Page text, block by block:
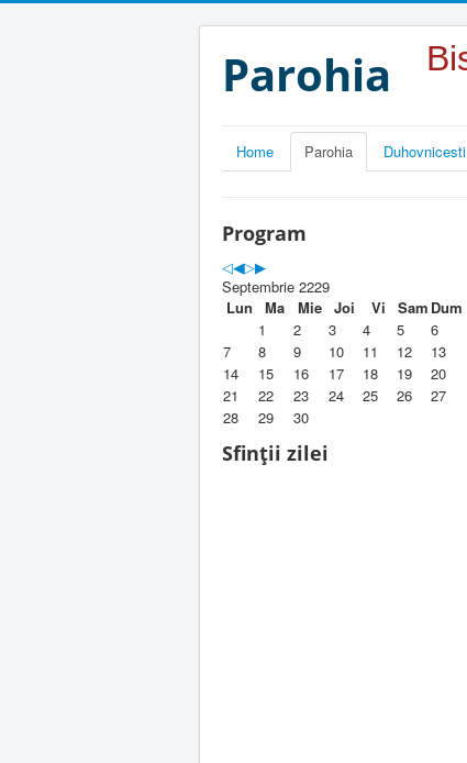
Parohia
Home Parohia Duhovnicesti
Program
Septembrie 2229
Lun
Ma Mie Joi Vi Sam Dum
1
2 3 4 5
6
7
8 9 10 11 12
13
14
15 16 17 18 19
20
21
22 23 24 25 26
27
28
29 30
Sfinții zilei